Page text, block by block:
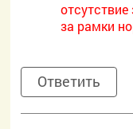
за рамки
Ответить